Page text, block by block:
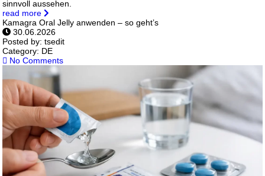
sinnvoll aussehen.
read more
Kamagra Oral Jelly anwenden – so geht’s
30.06.2026
Posted by:tsedit
Category: DE
No Comments